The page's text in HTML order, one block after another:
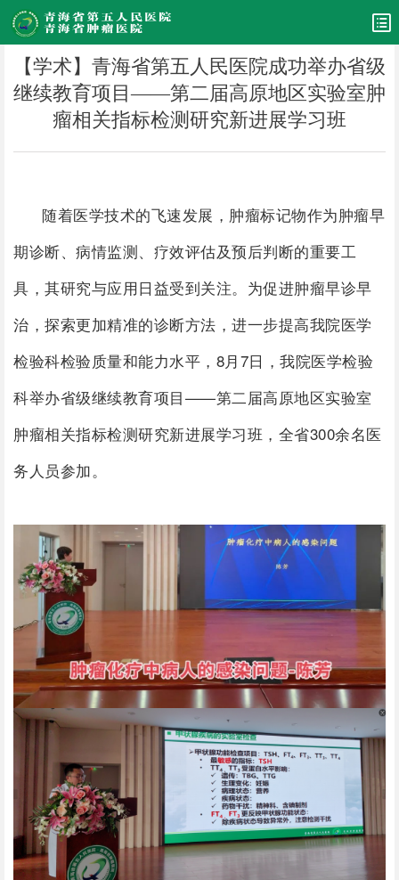
【学术】青海省第五人民医院成功举办省级
继续教育项目——第二届高原地区实验室肿
瘤相关指标检测研究新进展学习班
随着医学技术的飞速发展，肿瘤标记物作为肿瘤早
期诊断、病情监测、疗效评估及预后判断的重要工
具，其研究与应用日益受到关注。为促进肿瘤早诊早
治，探索更加精准的诊断方法，进一步提高我院医学
检验科检验质量和能力水平，8月7日，我院医学检验
科举办省级继续教育项目——第二届高原地区实验室
肿瘤相关指标检测研究新进展学习班，全省300余名医
务人员参加。